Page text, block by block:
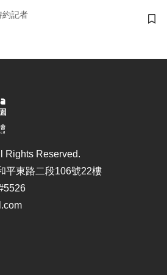
約記者
儲
Rights Reserved.
平東路二段106號22樓